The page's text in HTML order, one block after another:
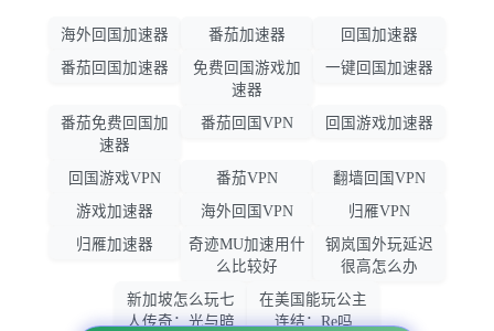
海外回国加速器 番茄加速器
回国加速器
番茄回国加速器
免费回国游戏加
速器
一键回国加速器
番茄免费回国加
速器
番茄回国VPN 回国游戏加速器
回国游戏VPN 番茄VPN
翻墙回国VPN
游戏加速器
海外回国VPN
归雁VPN
归雁加速器
奇迹MU加速用什
么比较好
钢岚国外玩延迟
很高怎么办
新加坡怎么玩七
人传奇：光与暗
在美国能玩公主
连结：Re吗